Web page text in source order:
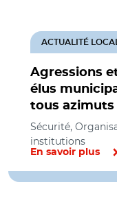
Agressions
élus
tous azimuts
ACTUALITÉ
Sécurité,
institutions
En savoir plus